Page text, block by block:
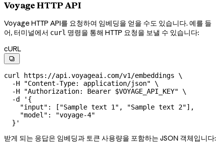
Voyage HTTP API
Voyage HTTP API를 요청하여 임베딩을 얻을 수도 있습니다. 예를 들
어, 터미널에서 curl 명령을 통해 HTTP 요청을 보낼 수 있습니다:
cURL

curl https://api.voyageai.com/v1/embeddings \
  -H
"Content-Type: application/json" \
  -H
"Authorization: Bearer $VOYAGE_API_KEY" \
  -d
'{
    "input": ["Sample text 1", "Sample text 2"],
    "model": "voyage-4"
  }'
받게 되는 응답은 임베딩과 토큰 사용량을 포함하는 JSON 객체입니다: